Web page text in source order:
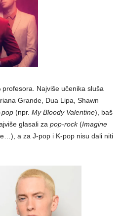
Najviše učenika sluša
Grande, Dua Lipa, Shawn
pop (npr. My Bloody Valentine), baš
glasali za pop-rock(Imagine
a za J-pop i K-pop nisu dali niti